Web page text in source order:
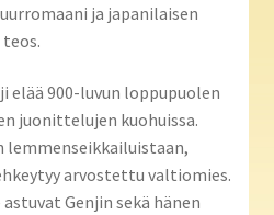
ja japanilaisen
elää 900-luvun loppupuolen
juonittelujen kuohuissa.
lemmenseikkailuistaan,
arvostettu valtiomies.
Genjin sekä hänen